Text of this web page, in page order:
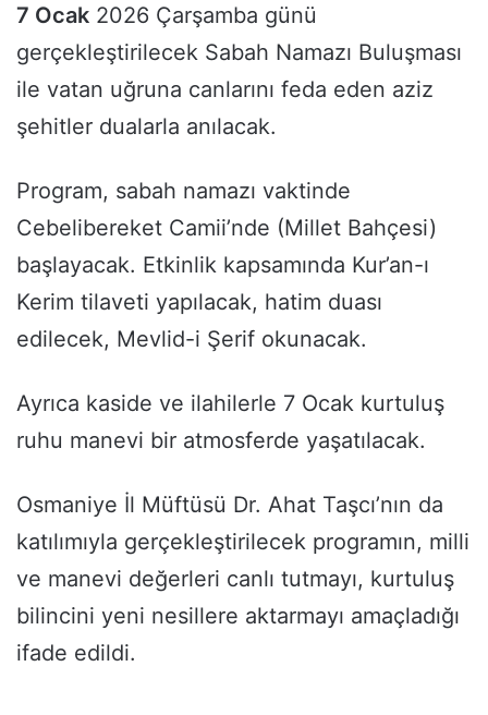
7 Ocak 2026 Çarşamba günü
gerçekleştirilecek Sabah Namazı Buluşması
ile vatan uğruna canlarını feda eden aziz
şehitler dualarla anılacak.
Program, sabah namazı vaktinde
Cebelibereket Camii’nde (Millet Bahçesi)
başlayacak. Etkinlik kapsamında Kur’an-ı
Kerim tilaveti yapılacak, hatim duası
edilecek, Mevlid-i Şerif okunacak.
Ayrıca kaside ve ilahilerle 7 Ocak kurtuluş
ruhu manevi bir atmosferde yaşatılacak.
Osmaniye İl Müftüsü Dr. Ahat Taşcı’nın da
katılımıyla gerçekleştirilecek programın, milli
ve manevi değerleri canlı tutmayı, kurtuluş
bilincini yeni nesillere aktarmayı amaçladığı
ifade edildi.